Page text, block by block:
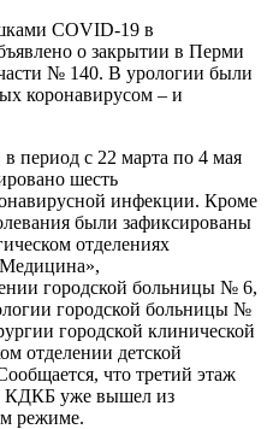
COVID-19 в
о закрытии в Перми
№ 140. В урологии были
коронавирусом – и
период с 22 марта по 4 мая
шесть
инфекции. Кроме
были зафиксированы
отделениях
городской больницы № 6,
городской больницы №
городской клинической
отделении детской
что третий этаж
КДКБ уже вышел из
режиме.